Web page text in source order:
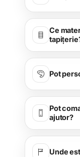
Ce
Pot
Pot
ajutor?
Unde